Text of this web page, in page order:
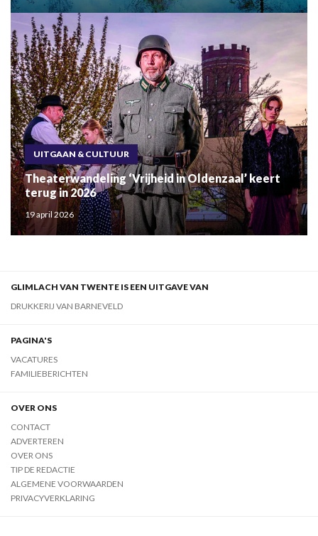
UITGAAN & CULTUUR
Theaterwandeling ‘Vrijheid in Oldenzaal’ keert
terug in 2026
19 april 2026
GLIMLACH VAN TWENTE IS EEN UITGAVE VAN
DRUKKERIJ VAN BARNEVELD
PAGINA'S
VACATURES
FAMILIEBERICHTEN
OVER ONS
CONTACT
ADVERTEREN
OVER ONS
TIP DE REDACTIE
ALGEMENE VOORWAARDEN
PRIVACYVERKLARING